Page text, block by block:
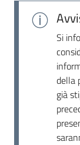
Si
della
già